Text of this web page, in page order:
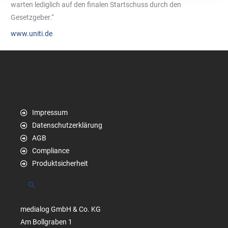
warten lediglich auf den finalen Startschuss durch den
Gesetzgeber.“
www.uniti.de
Impressum
Datenschutzerklärung
AGB
Compliance
Produktsicherheit
Suchen
medialog GmbH & Co. KG
Am Bollgraben 1